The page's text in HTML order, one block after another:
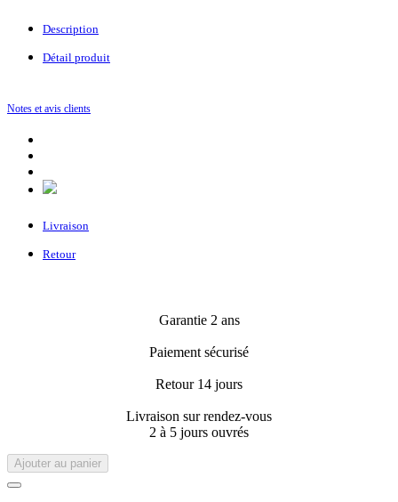
Description
Détail produit
Notes et avis clients
Livraison
Retour
Garantie 2 ans
Paiement sécurisé
Retour 14 jours
Livraison sur rendez-vous
2 à 5 jours ouvrés
Ajouter au panier